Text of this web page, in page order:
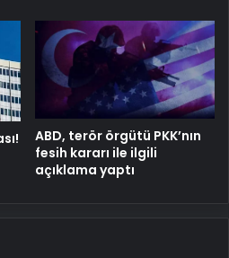
ABD, terör örgütü PKK’nın
fesih kararı ile ilgili
açıklama yaptı